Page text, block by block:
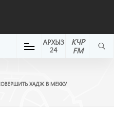
КЧР
FM
АРХЫЗ
24
ХАДЖ В МЕККУ